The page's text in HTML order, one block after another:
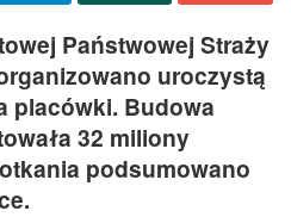
Państwowej Straży
uroczystą
placówki. Budowa
32 miliony
podsumowano